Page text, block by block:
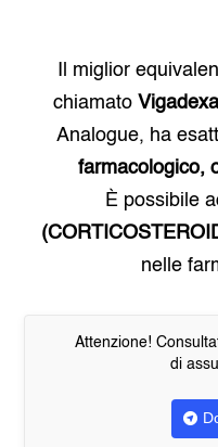
Il miglior
chiamato
Analogue, ha
farmacologico,
È possibile
nelle
Attenzione!
di